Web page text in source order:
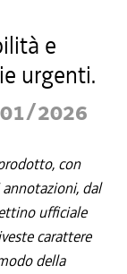
e
urgenti.
2026
con
dal
ufficiale
carattere
della